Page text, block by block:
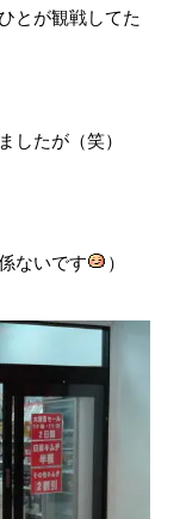
とが観戦してた
したが（笑）
ないです ）